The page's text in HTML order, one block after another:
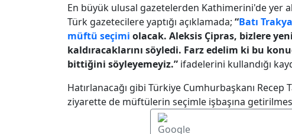
En büyük ulusal gazetelerden Kathimerini'de yer
Türk gazetecilere yaptığı açıklamada; “Batı Trakya
müftü seçimi olacak. Aleksis Çipras, bizlere
kaldıracaklarını söyledi. Farz edelim ki bu
bittiğini söyleyemeyiz.” ifadelerini kullandığı
Hatırlanacağı gibi Türkiye Cumhurbaşkanı Recep
ziyarette de müftülerin seçimle işbaşına